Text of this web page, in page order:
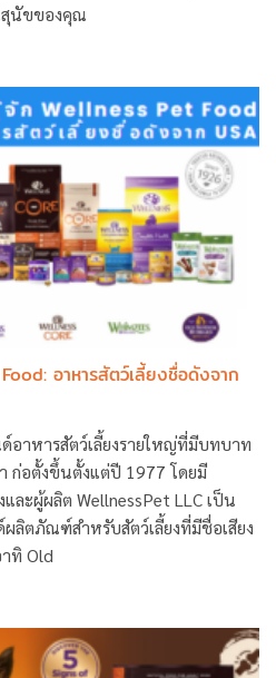
นัขของคุณ
อาหารสัตว์เลี้ยงชื่อดังจาก
อาหารสัตว์เลี้ยงรายใหญ่ที่มีบทบาท
ก่อตั้งขึ้นตั้งแต่ปี 1977 โดยมี
ละผู้ผลิต WellnessPet LLC เป็น
ลิตภัณฑ์สำหรับสัตว์เลี้ยงที่มีชื่อเสียง
ทิ Old